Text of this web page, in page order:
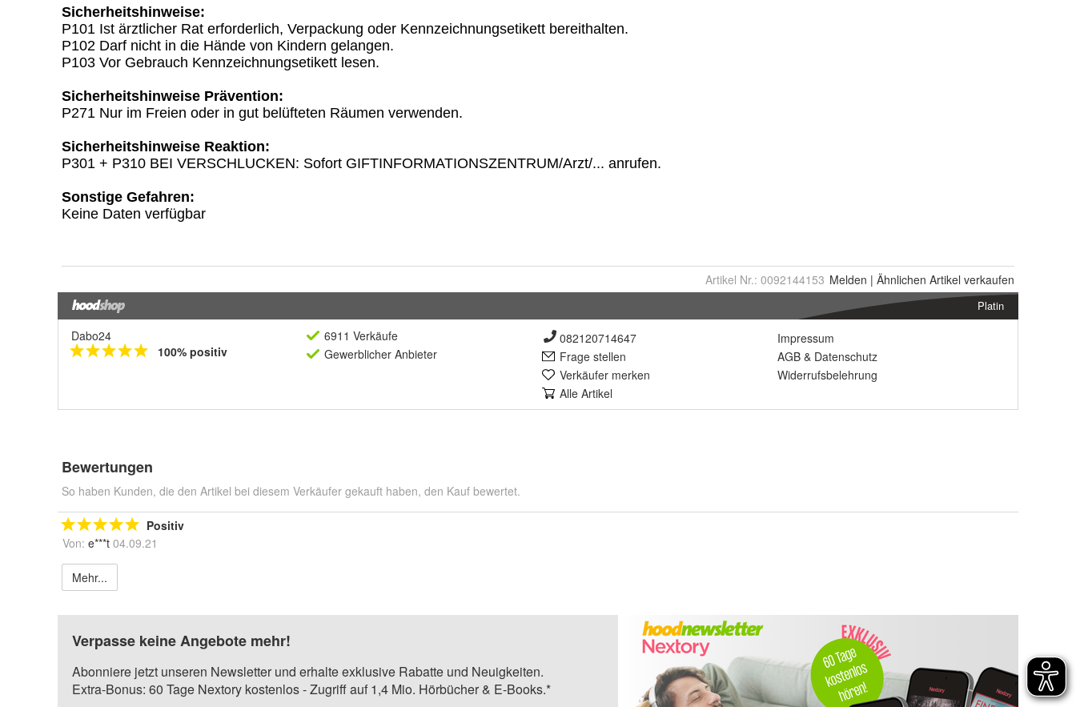
Artikel Nr.: 0092144153 Melden | Ähnlichen Artikel verkaufen
Platin
Dabo24
100% positiv
6911 Verkäufe
Gewerblicher Anbieter
082120714647
Frage stellen
Verkäufer merken
Alle Artikel
Impressum
AGB & Datenschutz
Widerrufsbelehrung
Bewertungen
So haben Kunden, die den Artikel bei diesem Verkäufer gekauft haben, den Kauf bewertet.
Positiv
Von: e***t 04.09.21
Mehr...
Verpasse keine Angebote mehr!
Abonniere jetzt unseren Newsletter und erhalte exklusive Rabatte und Neuigkeiten.
Extra-Bonus: 60 Tage Nextory kostenlos - Zugriff auf 1,4 Mio. Hörbücher & E-Books.*